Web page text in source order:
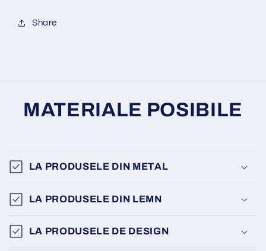
Share
MATERIALE POSIBILE
LA PRODUSELE DIN METAL
LA PRODUSELE DIN LEMN
LA PRODUSELE DE DESIGN